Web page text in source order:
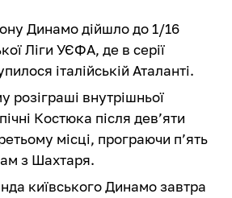
Динамо дійшло до 1/16
Ліги УЄФА, де в серії
італійській Аталанті.
розіграші внутрішньої
Костюка після дев’яти
місці, програючи п’ять
з Шахтаря.
київського Динамо завтра